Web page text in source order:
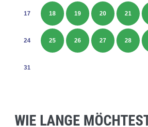
17 18 19 20 21
24 25 26 27 28
31
WIE LANGE